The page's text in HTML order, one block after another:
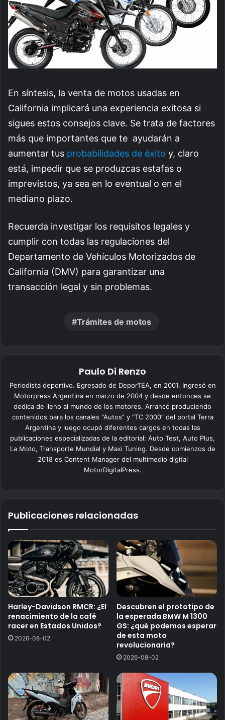
En síntesis, la venta de motos usadas en
California implicará una experiencia exitosa si
sigues estos consejos clave. Se trata de factores
más que importantes que te ayudarán a
aumentar tus probabilidades de éxito y, claro
está, impedir que se produzcas estafas o
imprevistos, ya sea en lo eventual o en el
mediano plazo.
Recuerda investigar los requisitos legales y
cumplir con todas las regulaciones del
Departamento de Vehículos Motorizados de
California (DMV) para garantizar una
transacción legal y sin problemas.
Trámites de motos
Paulo Di Renzo
Periodista deportivo. Egresado de DeporTEA, en 2001. Ingresó en
Motorpress Argentina en marzo de 2004 y desde entonces se
dedica de lleno al mundo de los motores. Arrancó produciendo
contenidos para los canales “Autos” y “TC 2000” del portal Terra
Argentina y luego ocupó diferentes cargos en todas las
publicaciones especializadas de la editorial: Auto Test, Auto Plus,
La Moto, Transporte Mundial y Maxi Tuning. Desde comienzos de
2018 es Content Manager del multimedio digital
MotorDigitalPress.
Publicaciones relacionadas
Harley-Davidson RMCR: ¿El
renacimiento de la café
racer en Estados Unidos?
2026-08-02
Descubren el prototipo de
la esperada BMW M 1300
GS: ¿qué podemos esperar
de esta moto
revolucionaria?
2026-08-02